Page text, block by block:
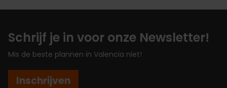
Schrijf je in voor onze Newsletter!
Mis de beste plannen in Valencia niet!
Inschrijven